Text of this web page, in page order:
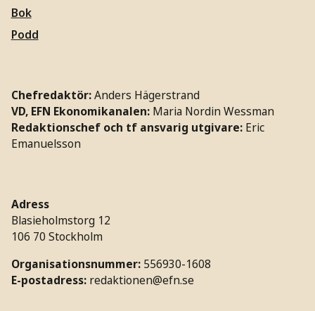
Bok
Podd
Chefredaktör:Anders Hägerstrand
VD, EFN Ekonomikanalen: Maria Nordin Wessman
Redaktionschef och tf ansvarig utgivare: Eric
Emanuelsson
Adress
Blasieholmstorg 12
106 70 Stockholm
Organisationsnummer: 556930-1608
E-postadress: redaktionen@efn.se